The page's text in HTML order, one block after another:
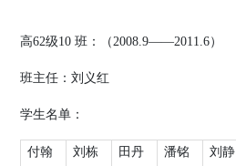
高62级10班：（2008.9——2011.6）
班主任：刘义红
学生名单：
付翰
刘栋 田丹
潘铭
刘静